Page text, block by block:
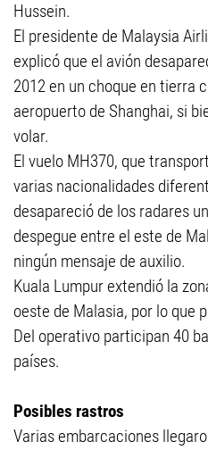
Hussein.
El presidente de Malaysia
explicó que el avión
2012 en un choque en tierra
aeropuerto de Shanghai, si
volar.
El vuelo MH370, que
varias nacionalidades
desapareció de los radares
despegue entre el este de
ningún mensaje de auxilio.
Kuala Lumpur extendió la
oeste de Malasia, por lo que
Del operativo participan 40
países.
Posibles rastros
Varias embarcaciones